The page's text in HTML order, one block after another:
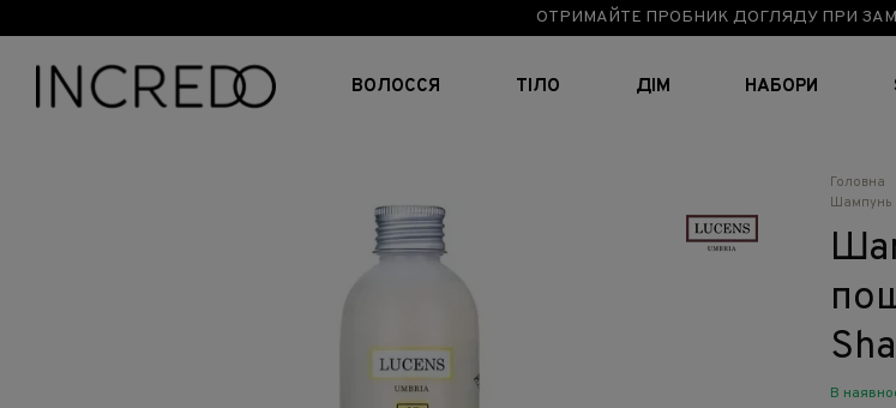
ОТРИМАЙТЕ ПРОБНИК ДОГЛЯДУ ПРИ
ВОЛОССЯ ТІЛО ДІМ НАБОРИ
Головна
Шампунь
В